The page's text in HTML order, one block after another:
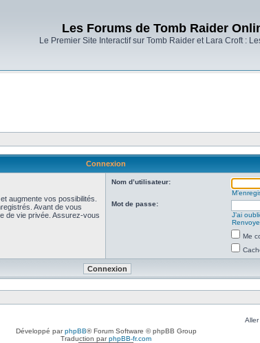
Les Forums de Tomb Raider
Le Premier Site Interactif sur Tomb Raider et Lara Croft :
Connexion
augmente vos possibilités.
Avant de vous
de vie privée. Assurez-vous
Nom d’utilisateur:
Mot de passe:
J’ai
Me
Développé parphpBB® Forum Software © phpBB Group
Traduction parphpBB-fr.com